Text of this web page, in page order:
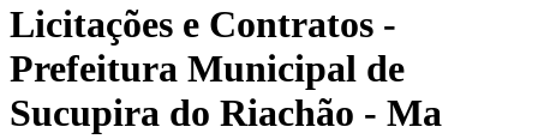
Licitações e Contratos -
Prefeitura Municipal de
Sucupira do Riachão - Ma